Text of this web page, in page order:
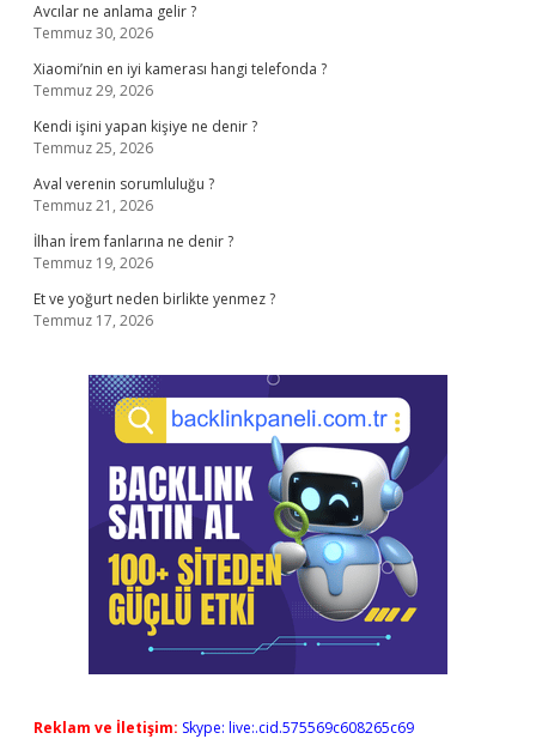
Avcılar ne anlama gelir ?
Temmuz 30, 2026
Xiaomi’nin en iyi kamerası hangi telefonda ?
Temmuz 29, 2026
Kendi işini yapan kişiye ne denir ?
Temmuz 25, 2026
Aval verenin sorumluluğu ?
Temmuz 21, 2026
İlhan İrem fanlarına ne denir ?
Temmuz 19, 2026
Et ve yoğurt neden birlikte yenmez ?
Temmuz 17, 2026
Reklam ve İletişim: Skype: live:.cid.575569c608265c69